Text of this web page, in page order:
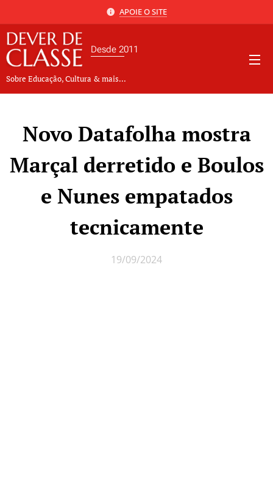
APOIE O SITE
Desde 2011
Sobre Educação, Cultura & mais...
Novo Datafolha mostra
Marçal derretido e Boulos
e Nunes empatados
tecnicamente
19/09/2024